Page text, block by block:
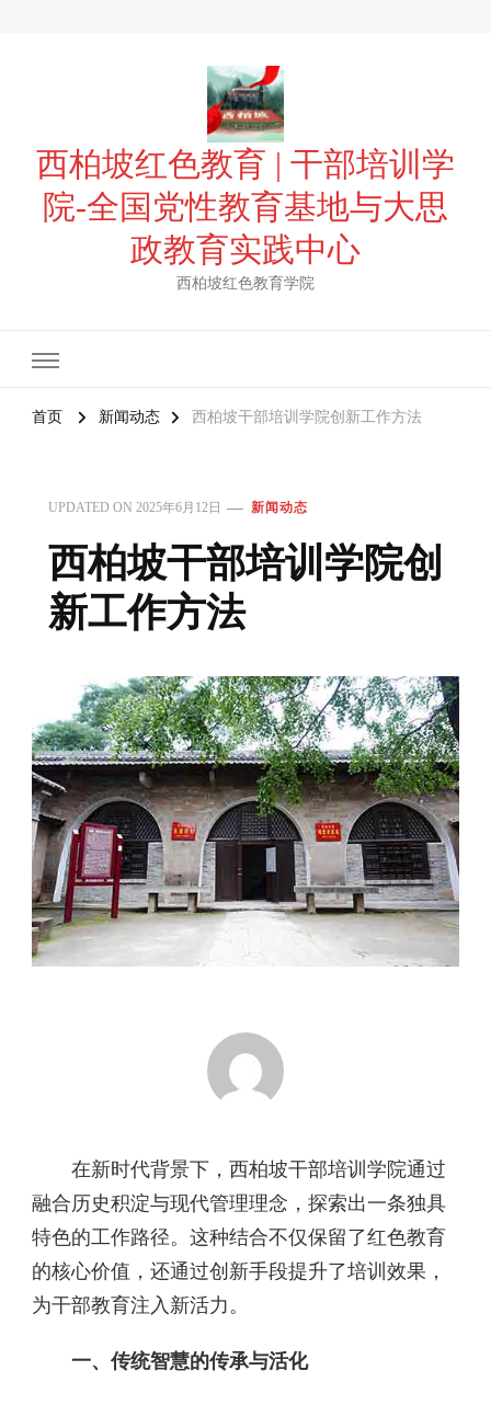
西柏坡红色教育 | 干部培训学
院-全国党性教育基地与大思
政教育实践中心
西柏坡红色教育学院
首页 新闻动态 西柏坡干部培训学院创新工作方法
UPDATED ON 2025年6月12日 新闻动态
西柏坡干部培训学院创
新工作方法
在新时代背景下，西柏坡干部培训学院通过
融合历史积淀与现代管理理念，探索出一条独具
特色的工作路径。这种结合不仅保留了红色教育
的核心价值，还通过创新手段提升了培训效果，
为干部教育注入新活力。
一、传统智慧的传承与活化